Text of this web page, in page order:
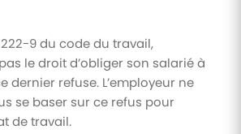
9 du code du travail,
le droit d’obliger son salarié à
dernier refuse. L’employeur ne
se baser sur ce refus pour
de travail.